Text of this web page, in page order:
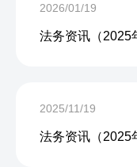
2026/01/19
法务资讯（2025
2025/11/19
法务资讯（2025